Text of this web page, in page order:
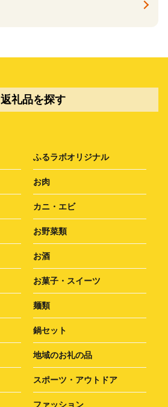
返礼品を探す
ふるラボオリジナル
お肉
カニ・エビ
お野菜類
お酒
お菓子・スイーツ
麺類
鍋セット
地域のお礼の品
スポーツ・アウトドア
ファッション